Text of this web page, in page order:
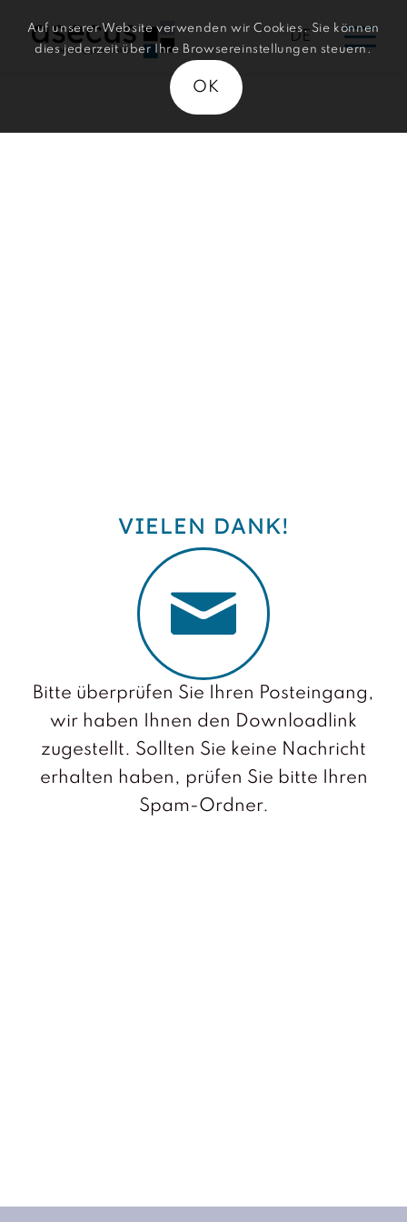
DE
VIELEN DANK!
Bitte überprüfen Sie Ihren Posteingang,
wir haben Ihnen den Downloadlink
zugestellt. Sollten Sie keine Nachricht
erhalten haben, prüfen Sie bitte Ihren
Spam-Ordner.
Auf unserer Website verwenden wir Cookies. Sie können
dies jederzeit über Ihre Browsereinstellungen steuern.
OK